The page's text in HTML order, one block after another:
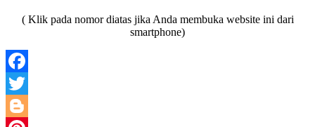
( Klik pada nomor diatas jika Anda membuka website ini dari
smartphone)
Facebook
Twitter